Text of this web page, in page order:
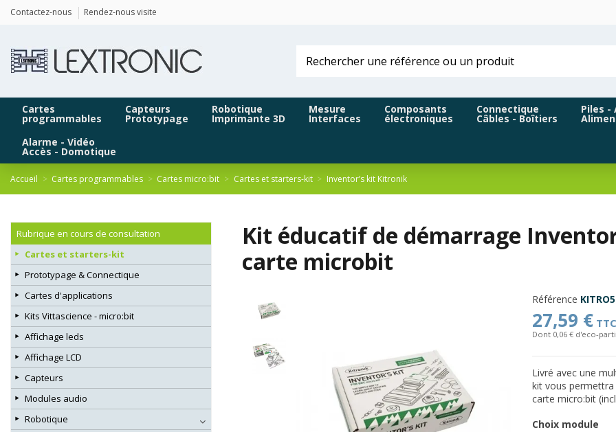
Contactez-nous Rendez-nous visite
Cartes
programmables
Capteurs
Prototypage
Robotique
Imprimante 3D
Mesure
Interfaces
Composants
électroniques
Connectique
Câbles - Boîtiers
Piles -
Alarme - Vidéo
Accès - Domotique
Accueil Cartes programmables Cartes micro:bit Cartes et starters-kit Inventor’s kit Kitronik
Kit éducatif de démarrage
carte microbit
Référence
27,59 € TTC
Dont 0,06 € d'eco-
Livré avec une
kit vous permettra
carte micro:bit
Choix module
Rubrique en cours de consultation
Cartes et starters-kit
Prototypage & Connectique
Cartes d'applications
Kits Vittascience - micro:bit
Affichage leds
Affichage LCD
Capteurs
Modules audio
Robotique
Panneau de gestion des cookies